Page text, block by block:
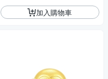
加入購物車